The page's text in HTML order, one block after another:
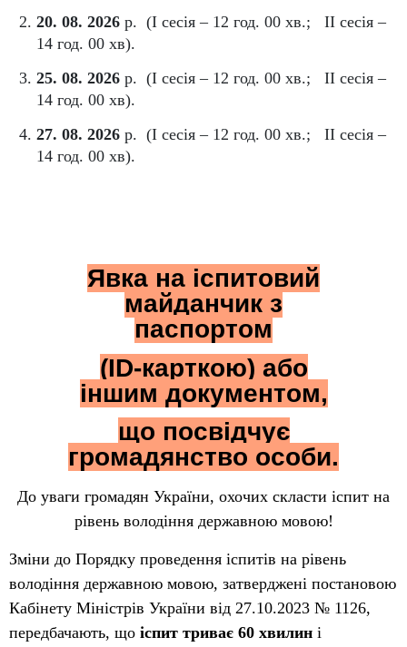
20. 08. 2026 р. (І сесія – 12 год. 00 хв.; II сесія –
14 год. 00 хв).
25. 08. 2026 р. (І сесія – 12 год. 00 хв.; II сесія –
14 год. 00 хв).
27. 08. 2026 р. (І сесія – 12 год. 00 хв.; II сесія –
14 год. 00 хв).
Явка на іспитовий
майданчик з
паспортом
(ІD-карткою) або
іншим документом,
що посвідчує
громадянство особи.
До уваги громадян України, охочих скласти іспит на
рівень володіння державною мовою!
Зміни до Порядку проведення іспитів на рівень
володіння державною мовою, затверджені постановою
Кабінету Міністрів України від 27.10.2023 № 1126,
передбачають, що іспит триває 60 хвилин і